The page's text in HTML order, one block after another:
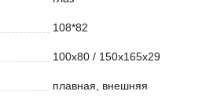
108*82
100х80 / 150х165х29
плавная, внешняя